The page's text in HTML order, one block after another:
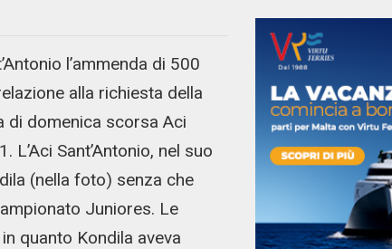
l’ammenda di 500
alla richiesta della
di domenica scorsa Aci
Sant’Antonio, nel suo
(nella foto) senza che
Juniores. Le
quanto Kondila aveva